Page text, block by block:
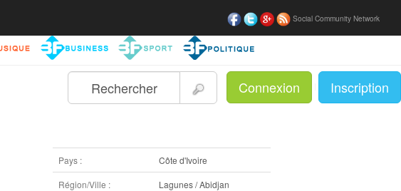
Connexion Inscription
Social Community Network
Pays :
Côte d'Ivoire
Région/Ville :
Lagunes / Abidjan